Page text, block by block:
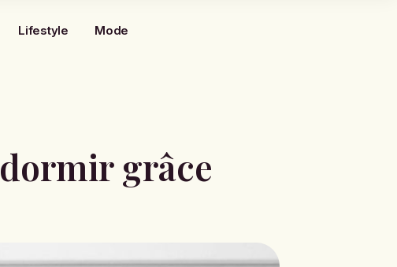
Lifestyle Mode
grâce